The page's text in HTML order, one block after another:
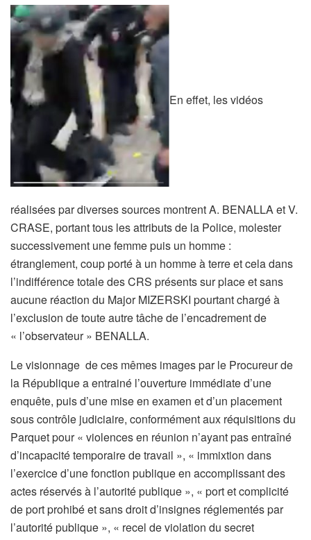
En effet, les vidéos
réalisées par diverses sources montrent A. BENALLA et V.
CRASE, portant tous les attributs de la Police, molester
successivement une femme puis un homme :
étranglement, coup porté à un homme à terre et cela dans
l’indifférence totale des CRS présents sur place et sans
aucune réaction du Major MIZERSKI pourtant chargé à
l’exclusion de toute autre tâche de l’encadrement de
« l’observateur » BENALLA.
Le visionnage de ces mêmes images par le Procureur de
la République a entrainé l’ouverture immédiate d’une
enquête, puis d’une mise en examen et d’un placement
sous contrôle judiciaire, conformément aux réquisitions du
Parquet pour « violences en réunion n’ayant pas entraîné
d’incapacité temporaire de travail », « immixtion dans
l’exercice d’une fonction publique en accomplissant des
actes réservés à l’autorité publique », « port et complicité
de port prohibé et sans droit d’insignes réglementés par
l’autorité publique », « recel de violation du secret